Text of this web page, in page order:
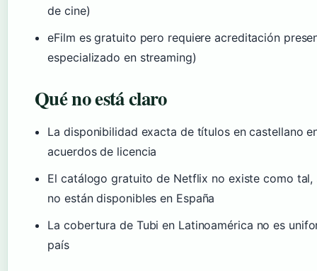
de cine)
eFilm es gratuito pero requiere acreditación
especializado en streaming)
Qué no está claro
La disponibilidad exacta de títulos en castellano
acuerdos de licencia
El catálogo gratuito de Netflix no existe como
no están disponibles en España
La cobertura de Tubi en Latinoamérica no es
país